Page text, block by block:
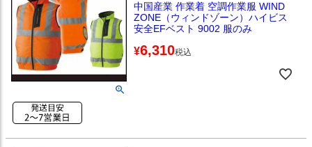
中国産業 作業着 空調作業服 WIND
ZONE（ウィンドゾーン）ハイビス
安全EFベスト 9002 服のみ
¥6,310税込